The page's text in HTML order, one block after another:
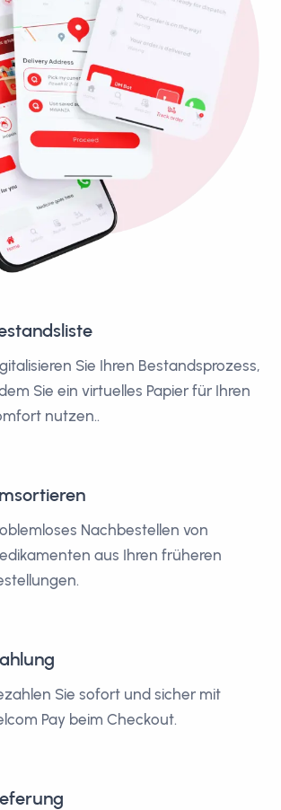
Sie Ihren Bestandsprozess,
Sie ein virtuelles Papier für Ihren
nutzen..
Nachbestellen von
aus Ihren früheren
Sie sofort und sicher mit
Pay beim Checkout.